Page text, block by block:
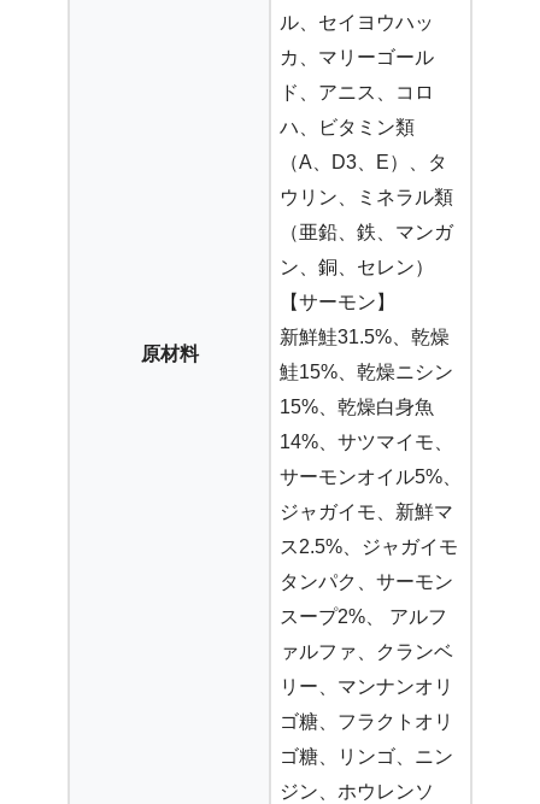
原材料
ル、セイヨウハッ
カ、マリーゴール
ド、アニス、コロ
ハ、ビタミン類
（A、D3、E）、タ
ウリン、ミネラル類
（亜鉛、鉄、マンガ
ン、銅、セレン）
【サーモン】
新鮮鮭31.5%、乾燥
鮭15%、乾燥ニシン
15%、乾燥白身魚
14%、サツマイモ、
サーモンオイル5%、
ジャガイモ、新鮮マ
ス2.5%、ジャガイモ
タンパク、サーモン
スープ2%、 アルフ
ァルファ、クランベ
リー、マンナンオリ
ゴ糖、フラクトオリ
ゴ糖、リンゴ、ニン
ジン、ホウレンソ